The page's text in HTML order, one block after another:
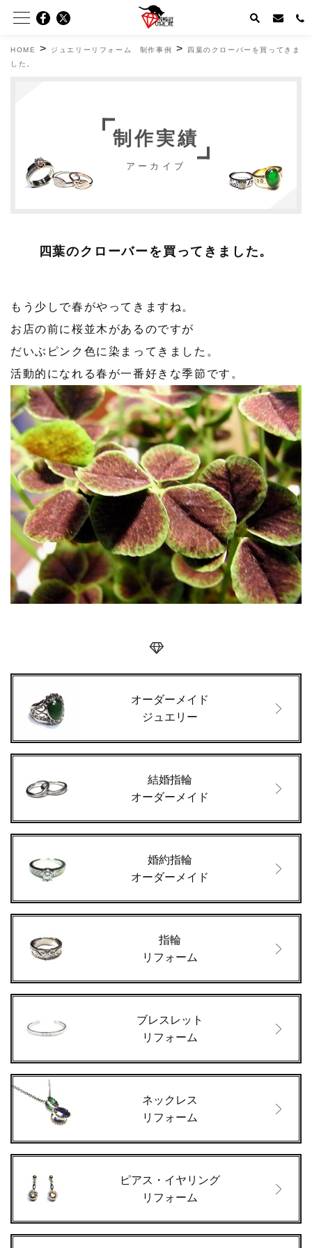
HOME > ジュエリーリフォーム 制作事例 >
四葉のクローバーを買ってきま
した。
制作実績
アーカイブ
四葉のクローバーを買ってきました。
もう少しで春がやってきますね。
お店の前に桜並木があるのですが
だいぶピンク色に染まってきました。
活動的になれる春が一番好きな季節です。
オーダーメイド
ジュエリー
結婚指輪
オーダーメイド
婚約指輪
オーダーメイド
指輪
リフォーム
ブレスレット
リフォーム
ネックレス
リフォーム
ピアス・イヤリング
リフォーム